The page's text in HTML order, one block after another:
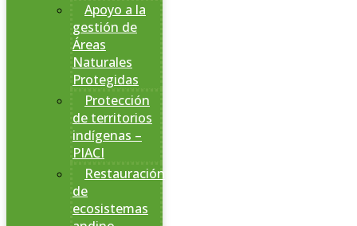
Apoyo a la
gestión de
Áreas
Naturales
Protegidas
Protección
de territorios
indígenas –
PIACI
Restauración
de
ecosistemas